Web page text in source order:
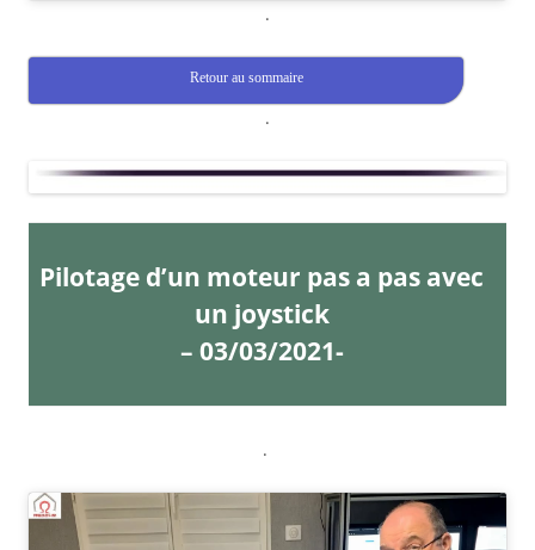
.
Retour au sommaire
.
Pilotage d’un moteur pas a pas avec
un joystick
– 03/03/2021-
.